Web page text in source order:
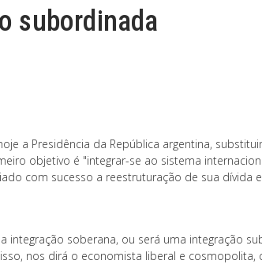
subordinada
a Presidência da República argentina,
objetivo é "integrar-se ao sistema
com sucesso a reestruturação de sua dívida
integração soberana, ou será uma integração
nos dirá o economista liberal e